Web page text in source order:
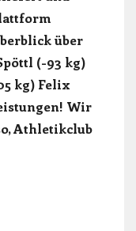
über
(-93 kg)
kg) Felix
Wir
Athletikclub